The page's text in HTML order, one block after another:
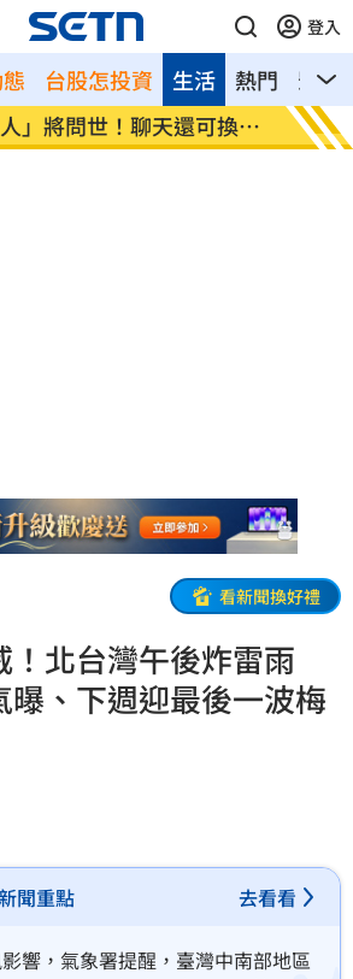
登入
台股怎投資 熱門 影音
生活
人」將問世！聊天還可換姿
SBS
潰
看新聞換好禮
！北台灣午後炸雷雨
曝、下週迎最後一波梅
聞重點 去看看
響，氣象署提醒，臺灣中南部地區